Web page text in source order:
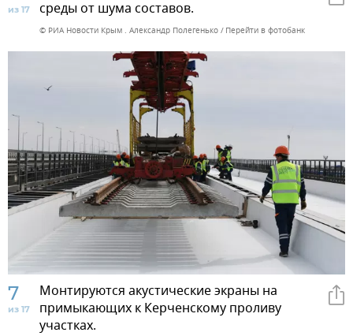
из 17
среды от шума составов.
© РИА Новости Крым . Александр Полегенько Перейти в фотобанк
7
из 17
Монтируются акустические экраны на
примыкающих к Керченскому проливу
участках.